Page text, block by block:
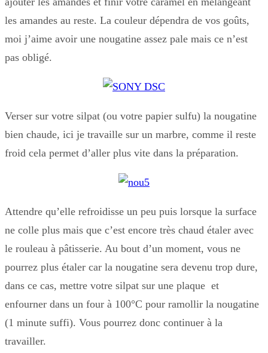
les amandes au reste. La couleur dépendra de vos goûts,
moi j’aime avoir une nougatine assez pale mais ce n’est
pas obligé.
Verser sur votre silpat (ou votre papier sulfu) la nougatine
bien chaude, ici je travaille sur un marbre, comme il reste
froid cela permet d’aller plus vite dans la préparation.
Attendre qu’elle refroidisse un peu puis lorsque la surface
ne colle plus mais que c’est encore très chaud étaler avec
le rouleau à pâtisserie. Au bout d’un moment, vous ne
pourrez plus étaler car la nougatine sera devenu trop dure,
dans ce cas, mettre votre silpat sur une plaque et
enfourner dans un four à 100°C pour ramollir la nougatine
(1 minute suffi). Vous pourrez donc continuer à la
travailler.